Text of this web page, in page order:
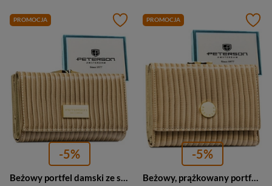
PROMOCJA
-5%
PROMOCJA
-5%